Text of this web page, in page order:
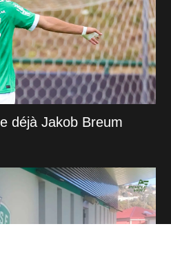
déjà Jakob Breum